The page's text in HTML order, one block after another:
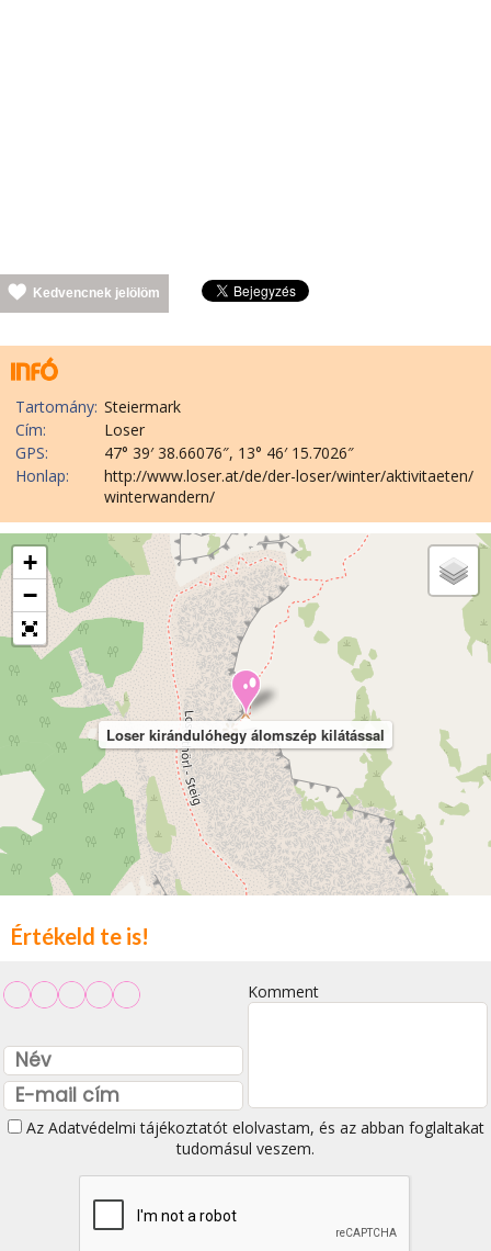
Kedvencnek jelölöm
Tartomány: Steiermark
Cím:
Loser
GPS:
47° 39′ 38.66076″, 13° 46′ 15.7026″
Honlap:
http://www.loser.at/de/der-loser/winter/aktivitaeten/
winterwandern/
Loser kirándulóhegy álomszép kilátással
+
−
Értékeld te is!
Komment
Az Adatvédelmi tájékoztatótelolvastam, és az abban foglaltakat
tudomásul veszem.